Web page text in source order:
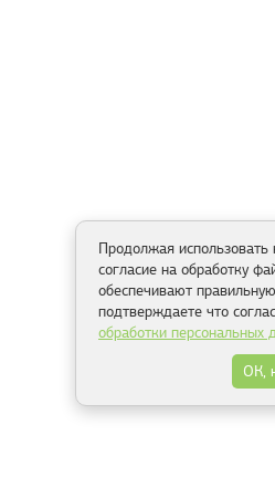
Продолжая
согласие на обработку
обеспечивают
подтверждаете что
обработки персональных
ОК,